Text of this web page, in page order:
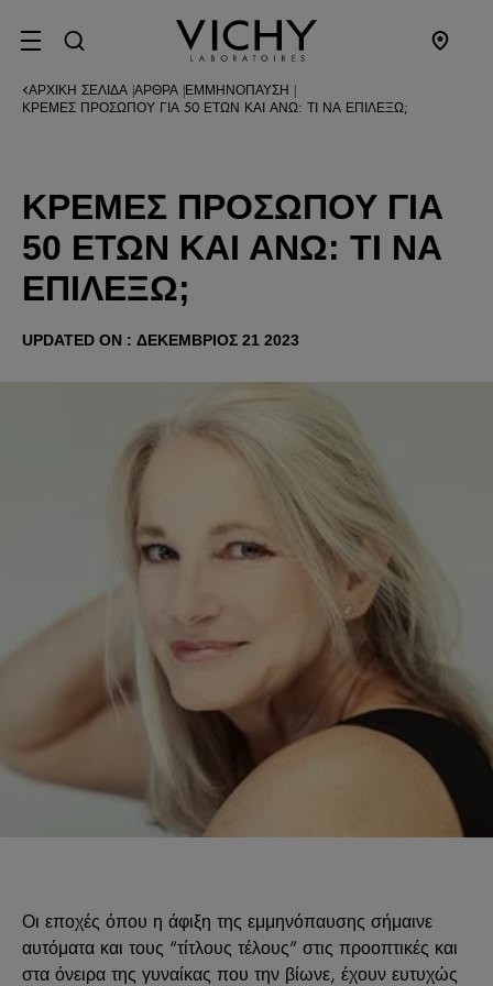
SITE MENU
ΑΡΧΙΚΉ ΣΕΛΊΔΑ ΆΡΘΡΑ ΕΜΜΗΝΌΠΑΥΣΗ
ΚΡΈΜΕΣ ΠΡΟΣΏΠΟΥ ΓΙΑ 50 ΕΤΏΝ ΚΑΙ ΆΝΩ: ΤΙ ΝΑ ΕΠΙΛΈΞΩ;
ΚΡΈΜΕΣ ΠΡΟΣΏΠΟΥ ΓΙΑ
50 ΕΤΏΝ ΚΑΙ ΆΝΩ: ΤΙ ΝΑ
ΕΠΙΛΈΞΩ;
UPDATED ON : ΔΕΚΈΜΒΡΙΟΣ 21 2023
Οι εποχές όπου η άφιξη της εμμηνόπαυσης σήμαινε
αυτόματα και τους “τίτλους τέλους” στις προοπτικές και
στα όνειρα της γυναίκας που την βίωνε, έχουν ευτυχώς